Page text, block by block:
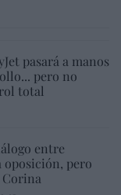
pasará a manos
pero no
total
entre
oposición, pero
Corina